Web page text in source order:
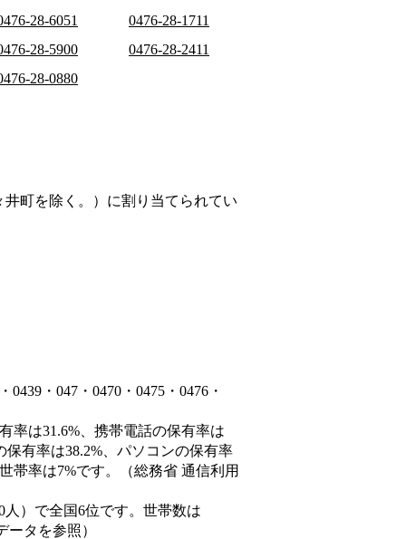
28-6051
0476-28-1711
28-5900
0476-28-2411
28-0880
町を除く。） に割り当てられてい
・047・0470・0475・0476・
率は31.6%、携帯電話の保有率は
保有率は38.2%、パソコンの保有率
帯率は7%です。（総務省 通信利用
人）で全国6位です。世帯数は
ータを参照）